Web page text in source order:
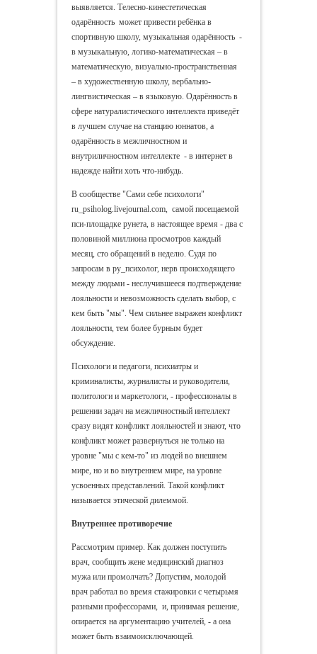
выявляется. Телесно-кинестетическая
одарённость может привести ребёнка в
спортивную школу, музыкальная одарённость -
в музыкальную, логико-математическая – в
математическую, визуально-пространственная
– в художественную школу, вербально-
лингвистическая – в языковую. Одарённость в
сфере натуралистического интеллекта приведёт
в лучшем случае на станцию юннатов, а
одарённость в межличностном и
внутриличностном интеллекте - в интернет в
надежде найти хоть что-нибудь.
В сообществе "Сами себе психологи"
ru_psiholog.livejournal.com, самой посещаемой
пси-площадке рунета, в настоящее время - два с
половиной миллиона просмотров каждый
месяц, сто обращений в неделю. Судя по
запросам в ру_психолог, нерв происходящего
между людьми - неслучившееся подтверждение
лояльности и невозможность сделать выбор, с
кем быть "мы". Чем сильнее выражен конфликт
лояльности, тем более бурным будет
обсуждение.
Психологи и педагоги, психиатры и
криминалисты, журналисты и руководители,
политологи и маркетологи, - профессионалы в
решении задач на межличностный интеллект
сразу видят конфликт лояльностей и знают, что
конфликт может развернуться не только на
уровне "мы с кем-то" из людей во внешнем
мире, но и во внутреннем мире, на уровне
усвоенных представлений. Такой конфликт
называется этической дилеммой.
Внутреннее противоречие
Рассмотрим пример. Как должен поступить
врач, сообщить жене медицинский диагноз
мужа или промолчать? Допустим, молодой
врач работал во время стажировки с четырьмя
разными профессорами, и, принимая решение,
опирается на аргументацию учителей, - а она
может быть взаимоисключающей.